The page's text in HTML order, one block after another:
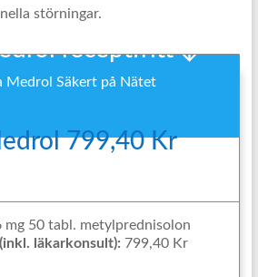
störningar.
receptfritt ↓
Medrol Säkert på Nätet
799,40 Kr
mg 50 tabl. metylprednisolon
läkarkonsult): 799,40 Kr